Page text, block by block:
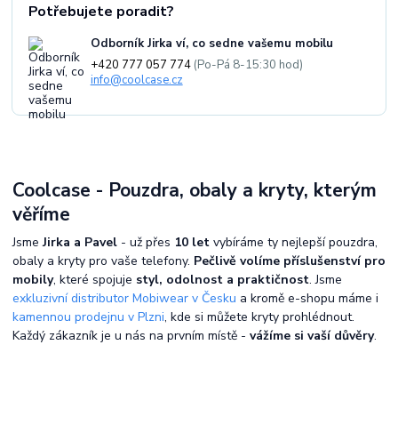
Potřebujete poradit?
Odborník Jirka ví, co sedne vašemu mobilu
+420 777 057 774 (Po-Pá 8-15:30 hod)
info@coolcase.cz
Coolcase - Pouzdra, obaly a kryty, kterým
věříme
JsmeJirka a Pavel - už přes 10 let vybíráme ty nejlepší pouzdra,
obaly a kryty pro vaše telefony. Pečlivě volíme příslušenství pro
mobily, které spojuje styl, odolnost a praktičnost. Jsme
exkluzivní distributor Mobiwear v Česku a kromě e-shopu máme i
kamennou prodejnu v Plzni, kde si můžete kryty prohlédnout.
Každý zákazník je u nás na prvním místě - vážíme si vaší důvěry.